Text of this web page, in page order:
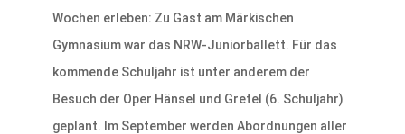
Wochen erleben: Zu Gast am Märkischen
Gymnasium war das NRW-Juniorballett. Für das
kommende Schuljahr ist unter anderem der
Besuch der Oper Hänsel und Gretel (6. Schuljahr)
geplant. Im September werden Abordnungen aller